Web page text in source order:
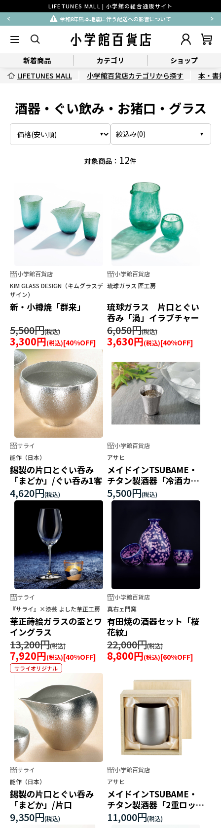
LIFETUNES MALL | 小学館の総合通販サイト
令和8年熊本地震に伴う配送への影響について
新着商品 カテゴリ
ショップ
LIFETUNES MALL
小学館百貨店カテゴリから探す 本・
酒器・ぐい飲み・お猪口・グラス
絞込み(0)
対象商品： 12件
小学館百貨店
KIM GLASS DESIGN（キムグラスデ
ザイン）
新・小樽焼「群来」
5,500円
3,300円 [40%OFF]
小学館百貨店
琉球ガラス 匠工房
琉球ガラス 片口とぐい
呑み「渦」イラブチャー
6,050円
3,630円 [40%OFF]
サライ
能作（日本）
錫製の片口とぐい呑み
「まどか」/ぐい呑み1客
4,620円
小学館百貨店
アサヒ
メイドインTSUBAME・
チタン製酒器「冷酒カッ
プ2個セット」
5,500円
サライ
『サライ』×漆芸 よした華正工房
華正蒔絵ガラスの盃とワ
イングラス
13,200円
7,920円 [40%OFF]
サライオリジナル
小学館百貨店
真右ェ門窯
有田焼の酒器セット「桜
花紋」
22,000円
8,800円 [60%OFF]
サライ
能作（日本）
錫製の片口とぐい呑み
「まどか」/片口
9,350円
小学館百貨店
アサヒ
メイドインTSUBAME・
チタン製酒器「2重ロック
カップ」
11,000円